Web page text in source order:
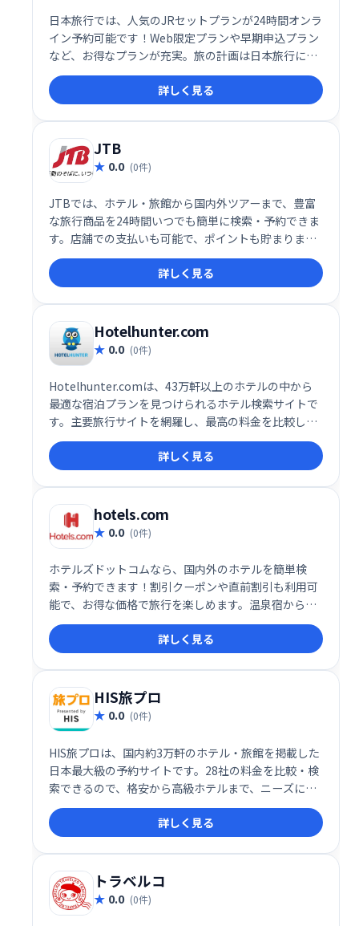
日本旅行では、人気のJRセットプランが24時間オンラ
イン予約可能です！Web限定プランや早期申込プラン
など、お得なプランが充実。旅の計画は日本旅行にお
任せください。手軽に予約でき、充実した旅を実現し
ます。
詳しく見る
JTB
0.0 (0件)
JTBでは、ホテル・旅館から国内外ツアーまで、豊富
な旅行商品を24時間いつでも簡単に検索・予約できま
す。店舗での支払いも可能で、ポイントも貯まりま
す。当日予約にも対応しているので、急な旅行計画に
も安心です。
詳しく見る
Hotelhunter.com
0.0 (0件)
Hotelhunter.comは、43万軒以上のホテルの中から
最適な宿泊プランを見つけられるホテル検索サイトで
す。主要旅行サイトを網羅し、最高の料金を比較して
表示します。手軽に最高のホテルを、最高の価格で予
約しましょう。
詳しく見る
hotels.com
0.0 (0件)
ホテルズドットコムなら、国内外のホテルを簡単検
索・予約できます！割引クーポンや直前割引も利用可
能で、お得な価格で旅行を楽しめます。温泉宿からビ
ジネスホテルまで幅広く取り揃え、変更・キャンセル
手数料も無料です。お気に入りのホテルを、今すぐホ
テルズドットコムで探してみませんか？
詳しく見る
HIS旅プロ
0.0 (0件)
HIS旅プロは、国内約3万軒のホテル・旅館を掲載した
日本最大級の予約サイトです。28社の料金を比較・検
索できるので、格安から高級ホテルまで、ニーズに合
わせた最適な宿泊施設が見つかります。温泉宿なども
網羅し、旅のプラン作りをサポートします。
詳しく見る
トラベルコ
0.0 (0件)